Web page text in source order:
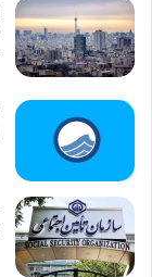
د
ا
ی
ا
و
د
و
ب